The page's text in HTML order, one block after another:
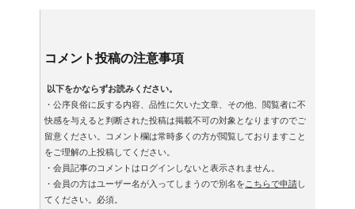
コメント投稿の注意事項
以下をかならずお読みください。
・公序良俗に反する内容、品性に欠いた文章、その他、閲覧者に不
快感を与えると判断された投稿は掲載不可の対象となりますのでご
留意ください。コメント欄は常時多くの方が閲覧しておりますこと
をご理解の上投稿してください。
・会員記事のコメントはログインしないと表示されません。
・会員の方はユーザー名が入ってしまうので別名をこちらで申請し
てください。必須。